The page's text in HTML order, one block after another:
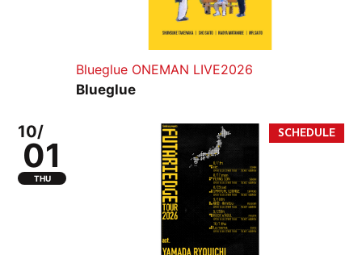
Blueglue ONEMAN LIVE2026
Blueglue
10/
01
THU